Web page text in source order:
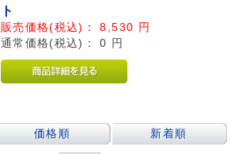
ト
販売価格(税込)：8,530 円
通常価格(税込)：0 円
価格順 新着順